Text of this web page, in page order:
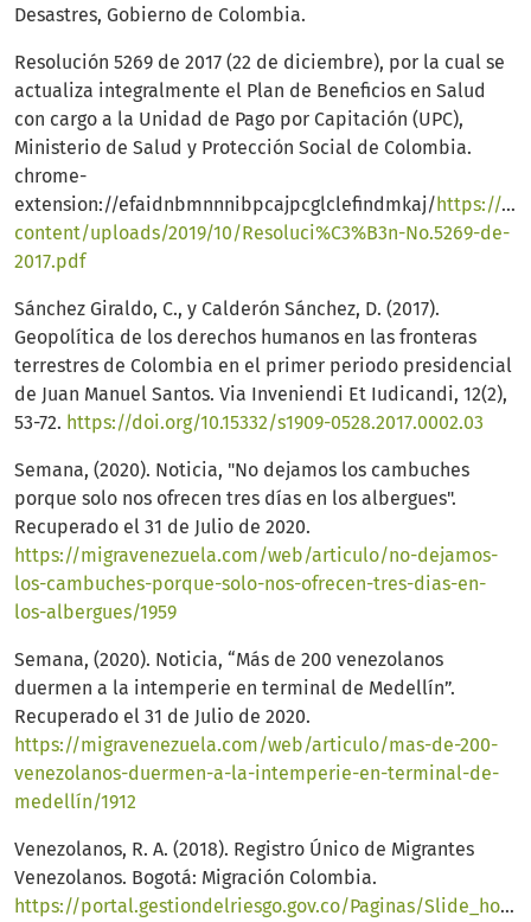
Desastres, Gobierno de Colombia.
Resolución 5269 de 2017 (22 de diciembre), por la cual se
actualiza integralmente el Plan de Beneficios en Salud
con cargo a la Unidad de Pago por Capitación (UPC),
Ministerio de Salud y Protección Social de Colombia.
chrome-
extension://efaidnbmnnnibpcajpcglclefindmkaj/ https://
content/uploads/2019/10/Resoluci%C3%B3n-No.5269-de-
2017.pdf
Sánchez Giraldo, C., y Calderón Sánchez, D. (2017).
Geopolítica de los derechos humanos en las fronteras
terrestres de Colombia en el primer periodo presidencial
de Juan Manuel Santos. Via Inveniendi Et Iudicandi, 12(2),
53-72. https://doi.org/10.15332/s1909-0528.2017.0002.03
Semana, (2020). Noticia, "No dejamos los cambuches
porque solo nos ofrecen tres días en los albergues".
Recuperado el 31 de Julio de 2020.
https://migravenezuela.com/web/articulo/no-dejamos-
los-cambuches-porque-solo-nos-ofrecen-tres-dias-en-
los-albergues/1959
Semana, (2020). Noticia, “Más de 200 venezolanos
duermen a la intemperie en terminal de Medellín”.
Recuperado el 31 de Julio de 2020.
https://migravenezuela.com/web/articulo/mas-de-200-
venezolanos-duermen-a-la-intemperie-en-terminal-de-
medellín/1912
Venezolanos, R. A. (2018). Registro Único de Migrantes
Venezolanos. Bogotá: Migración Colombia.
https://portal.gestiondelriesgo.gov.co/Paginas/